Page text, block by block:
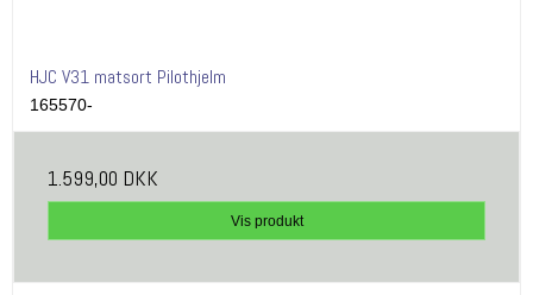
HJC V31 matsort Pilothjelm
165570-
1.599,00 DKK
Vis produkt